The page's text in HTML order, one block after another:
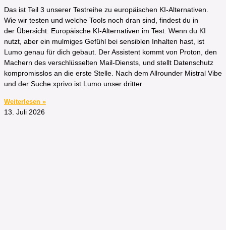
Das ist Teil 3 unserer Testreihe zu europäischen KI-Alternativen.
Wie wir testen und welche Tools noch dran sind, findest du in
der Übersicht: Europäische KI-Alternativen im Test. Wenn du KI
nutzt, aber ein mulmiges Gefühl bei sensiblen Inhalten hast, ist
Lumo genau für dich gebaut. Der Assistent kommt von Proton, den
Machern des verschlüsselten Mail-Diensts, und stellt Datenschutz
kompromisslos an die erste Stelle. Nach dem Allrounder Mistral Vibe
und der Suche xprivo ist Lumo unser dritter
Weiterlesen »
13. Juli 2026